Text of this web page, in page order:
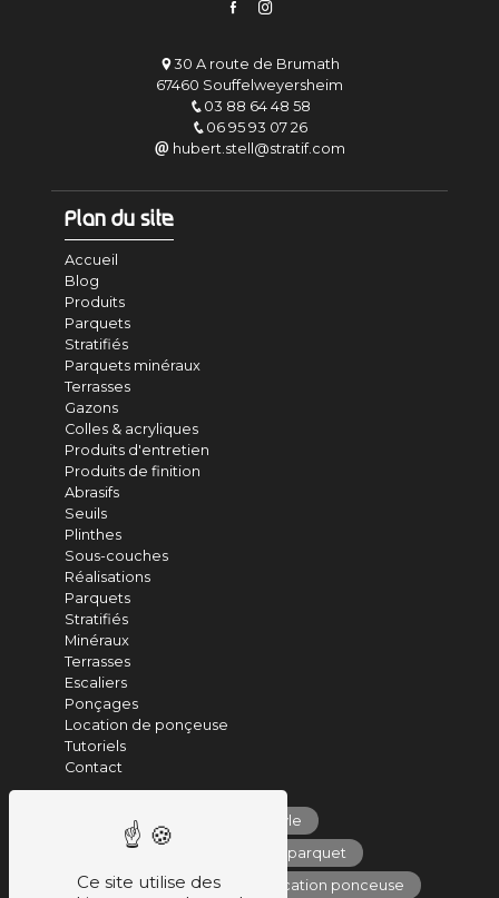
30 A route de Brumath
67460 Souffelweyersheim
03 88 64 48 58
06 95 93 07 26
hubert.stell@stratif.com
Plan du site
Accueil
Blog
Produits
Parquets
Stratifiés
Parquets minéraux
Terrasses
Gazons
Colles & acryliques
Produits d'entretien
Produits de finition
Abrasifs
Seuils
Plinthes
Sous-couches
Réalisations
Parquets
Stratifiés
Minéraux
Terrasses
Escaliers
Ponçages
Location de ponçeuse
Tutoriels
Contact
parquet vinyle
produits entretien parquet
vente de parquet
location ponceuse
Ce site utilise des